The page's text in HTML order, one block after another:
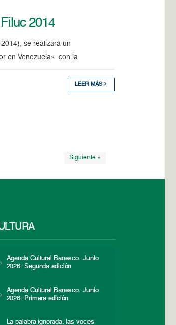
2014
se realizará un
en Venezuela» con la
LEER MÁS
Siguiente »
Agenda Cultural Banesco. Junio
2026. Segunda edición
Agenda Cultural Banesco. Junio
2026. Primera edición
La palabra ignorada: las voces